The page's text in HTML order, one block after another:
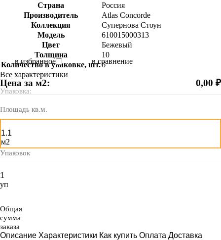
Страна
Россия
Производитель
Atlas Concorde
Коллекция
Супернова Стоун
Модель
610015000313
Цвет
Бежевый
Толщина
10
Количество в упаковке, шт.6
Все характеристики
в избранное в сравнение
Цена за м2:
Упаковка:
0,00 ₽
Площадь кв.м.
м2
Упаковок
уп
Общая
сумма
заказа
Описание Характеристики Как купить Оплата Доставка